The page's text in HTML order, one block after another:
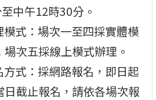
中午12時30分。
模式：場次一至四採實體模
場次五採線上模式辦理。
方式：採網路報名，即日起
日截止報名，請依各場次報